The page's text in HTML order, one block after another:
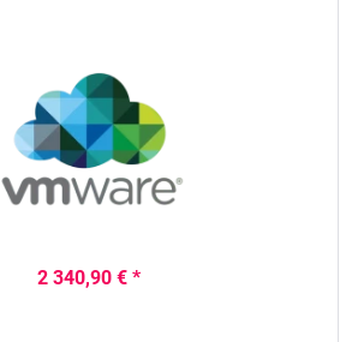
2 340,90 € *